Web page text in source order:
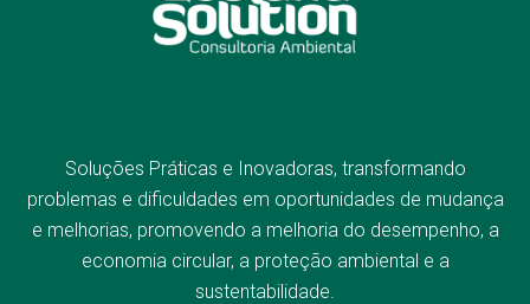
Soluções Práticas e Inovadoras, transformando
problemas e dificuldades em oportunidades de mudança
e melhorias, promovendo a melhoria do desempenho, a
economia circular, a proteção ambiental e a
sustentabilidade.